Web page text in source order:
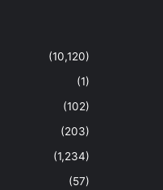
(10,120)
(1)
(102)
(203)
(1,234)
(57)